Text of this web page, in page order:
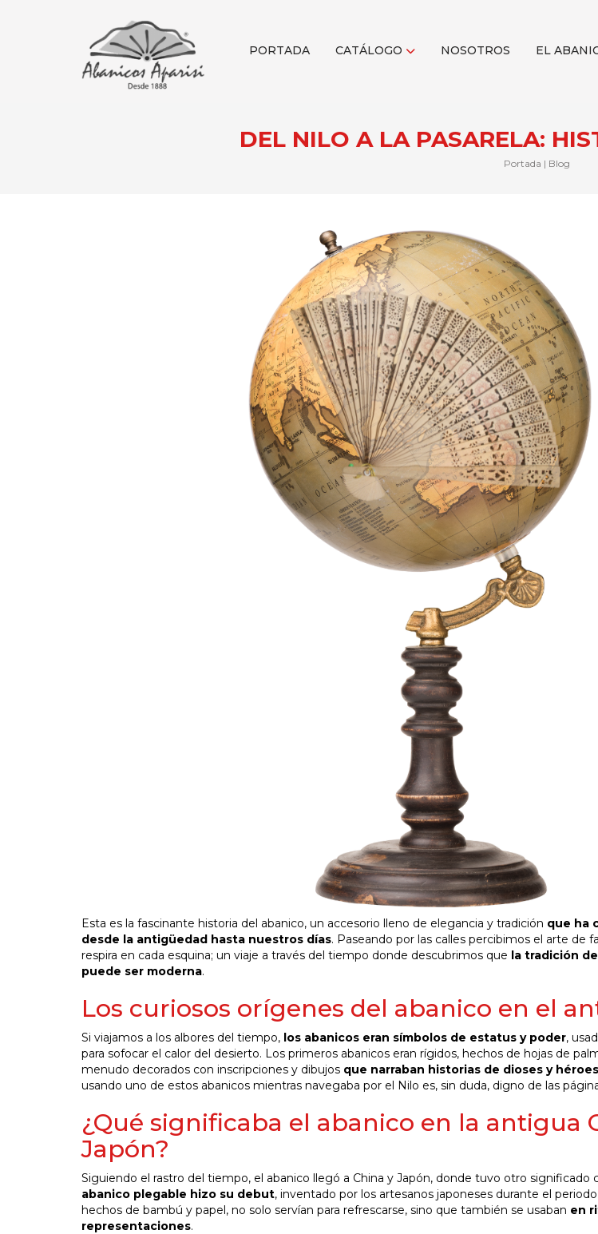
PORTADA CATÁLOGO NOSOTROS EL
DEL NILO A LA PASARELA:
Portada | Blog
Esta es la fascinante historia del abanico, un accesorio lleno de elegancia y tradición que ha
desde la antigüedad hasta nuestros días. Paseando por las calles percibimos el arte de
respira en cada esquina; un viaje a través del tiempo donde descubrimos que la tradición
puede ser moderna.
Los curiosos orígenes del abanico en el
Si viajamos a los albores del tiempo, los abanicos eran símbolos de estatus y poder,
para sofocar el calor del desierto. Los primeros abanicos eran rígidos, hechos de hojas de
menudo decorados con inscripciones y dibujos que narraban historias de dioses y héroes
usando uno de estos abanicos mientras navegaba por el Nilo es, sin duda, digno de las
¿Qué significaba el abanico en la antigua
Japón?
Siguiendo el rastro del tiempo, el abanico llegó a China y Japón, donde tuvo otro significado
abanico plegable hizo su debut, inventado por los artesanos japoneses durante el
hechos de bambú y papel, no solo servían para refrescarse, sino que también se usaban en
representaciones.